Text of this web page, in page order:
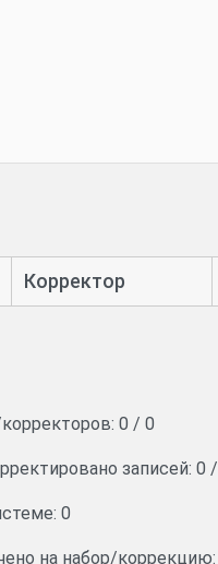
Корректор
0 / 0
записей: 0 /
0
на набор/коррекцию: